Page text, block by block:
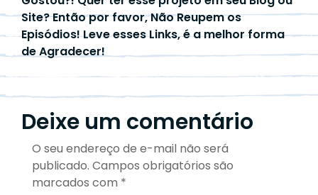
Site? Então por favor, Não Reupem os
Episódios! Leve esses Links, é a melhor forma
de Agradecer!
Deixe um comentário
O seu endereço de e-mail não será
publicado. Campos obrigatórios são
marcados com *